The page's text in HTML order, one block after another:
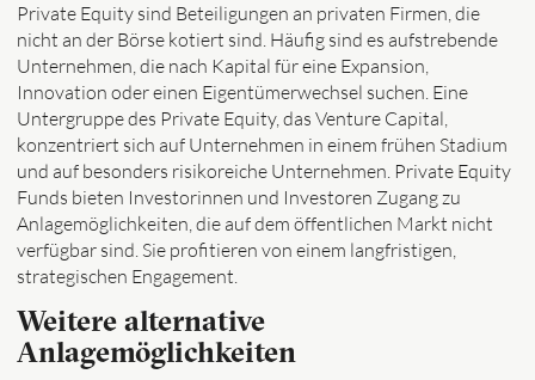
Private Equity sind Beteiligungen an privaten Firmen, die
nicht an der Börse kotiert sind. Häufig sind es aufstrebende
Unternehmen, die nach Kapital für eine Expansion,
Innovation oder einen Eigentümerwechsel suchen. Eine
Untergruppe des Private Equity, das Venture Capital,
konzentriert sich auf Unternehmen in einem frühen Stadium
und auf besonders risikoreiche Unternehmen. Private Equity
Funds bieten Investorinnen und Investoren Zugang zu
Anlagemöglichkeiten, die auf dem öffentlichen Markt nicht
verfügbar sind. Sie profitieren von einem langfristigen,
strategischen Engagement.
Weitere alternative
Anlagemöglichkeiten